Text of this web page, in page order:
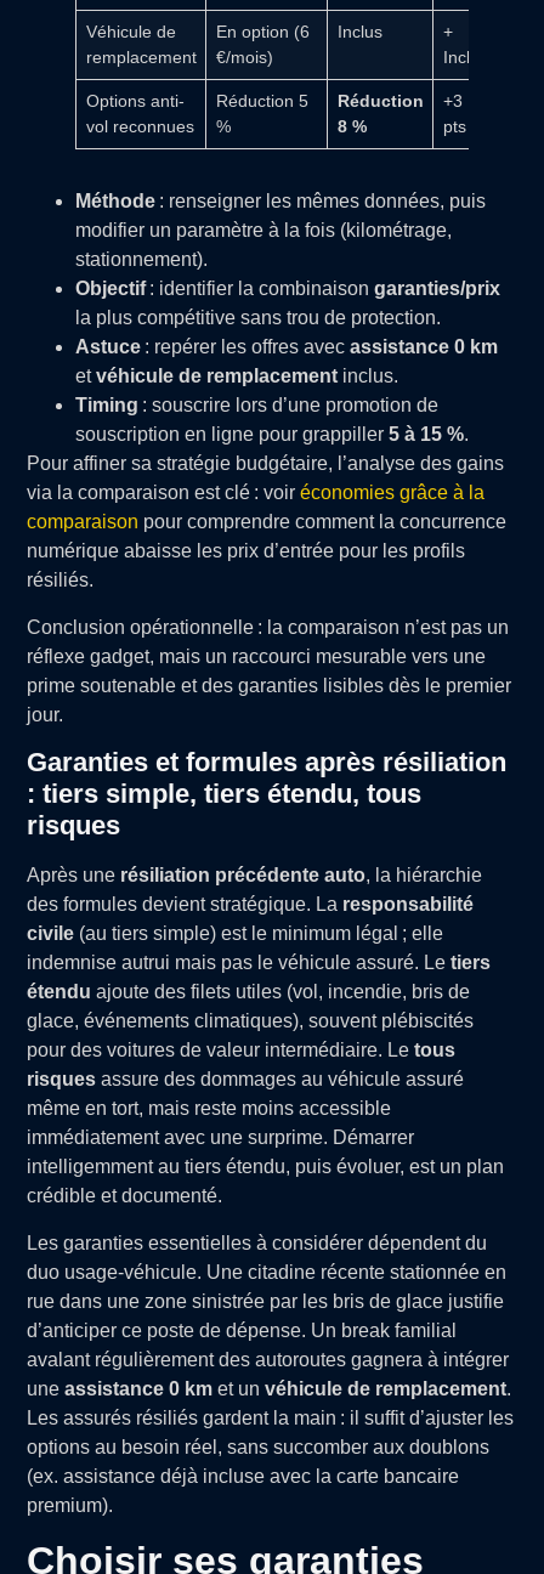
Véhicule de
remplacement
En option (6
€/mois)
Inclus
+
Inclus
Options anti-
vol reconnues
Réduction 5
%
Réduction
8 %
+3
pts
Méthode : renseigner les mêmes données, puis
modifier un paramètre à la fois (kilométrage,
stationnement).
Objectif: identifier la combinaisongaranties/prix
la plus compétitive sans trou de protection.
Astuce : repérer les offres avecassistance 0 km
etvéhicule de remplacement inclus.
Timing : souscrire lors d’une promotion de
souscription en ligne pour grappiller5 à 15 %.
Pour affiner sa stratégie budgétaire, l’analyse des gains
via la comparaison est clé : voiréconomies grâce à la
comparaison pour comprendre comment la concurrence
numérique abaisse les prix d’entrée pour les profils
résiliés.
Conclusion opérationnelle : la comparaison n’est pas un
réflexe gadget, mais un raccourci mesurable vers une
prime soutenable et des garanties lisibles dès le premier
jour.
Garanties et formules après résiliation
: tiers simple, tiers étendu, tous
risques
Après une résiliation précédente auto, la hiérarchie
des formules devient stratégique. La responsabilité
civile (au tiers simple) est le minimum légal ; elle
indemnise autrui mais pas le véhicule assuré. Letiers
étendu ajoute des filets utiles (vol, incendie, bris de
glace, événements climatiques), souvent plébiscités
pour des voitures de valeur intermédiaire. Letous
risques assure des dommages au véhicule assuré
même en tort, mais reste moins accessible
immédiatement avec une surprime. Démarrer
intelligemment au tiers étendu, puis évoluer, est un plan
crédible et documenté.
Les garanties essentielles à considérer dépendent du
duo usage-véhicule. Une citadine récente stationnée en
rue dans une zone sinistrée par les bris de glace justifie
d’anticiper ce poste de dépense. Un break familial
avalant régulièrement des autoroutes gagnera à intégrer
uneassistance 0 km et unvéhicule de remplacement.
Les assurés résiliés gardent la main : il suffit d’ajuster les
options au besoin réel, sans succomber aux doublons
(ex. assistance déjà incluse avec la carte bancaire
premium).
Choisir ses garanties